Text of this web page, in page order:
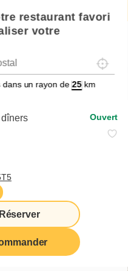
restaurant favori
votre
dans un rayon de km
Ouvert
Réserver